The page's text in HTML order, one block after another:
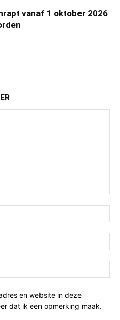
vanaf 1 oktober 2026
en website in deze
dat ik een opmerking maak.